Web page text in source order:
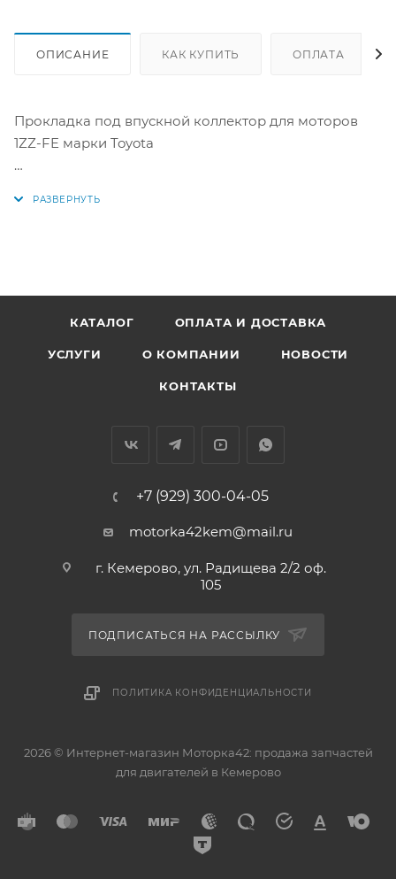
ОПИСАНИЕ КАК КУПИТЬ ОПЛАТА
Прокладка под впускной коллектор для моторов
1ZZ-FE марки Toyota
КАТАЛОГ ОПЛАТА И ДОСТАВКА
УСЛУГИ О КОМПАНИИ НОВОСТИ
КОНТАКТЫ
+7 (929) 300-04-05
motorka42kem@mail.ru
г. Кемерово, ул. Радищева 2/2 оф.
105
ПОДПИСАТЬСЯ НА РАССЫЛКУ
ПОЛИТИКА КОНФИДЕНЦИАЛЬНОСТИ
2026 © Интернет-магазин Моторка42: продажа запчастей
для двигателей в Кемерово